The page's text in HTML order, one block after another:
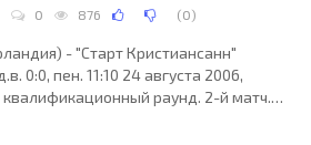
0 876 (0)
- "Старт Кристиансанн"
0:0, пен. 11:10 24 августа 2006,
раунд. 2-й матч.
Пападопулос (Греция),